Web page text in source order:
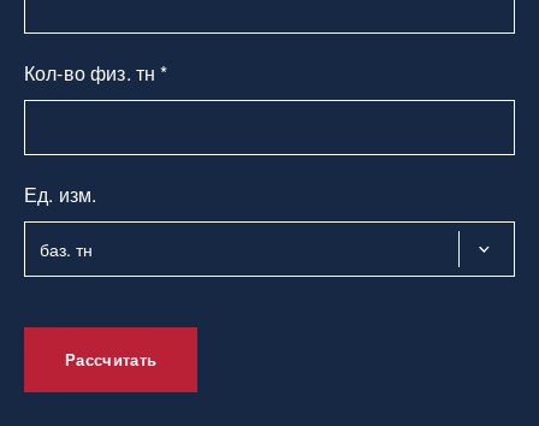
Кол-во физ. тн *
Ед. изм.
Рассчитать